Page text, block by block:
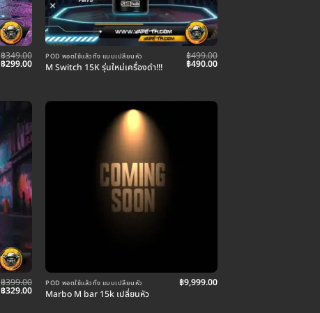
฿349.00
Original
price
฿299.00Current
price
POD พอตใช้แล้วทิ้ง แบบเปลี่ยนหัว
M Switch 15K รุ่นใหม่เครื่องดำ!!!
฿499.00
Original
price
฿490.00Current
฿399.00
Original
price
฿329.00Current
price
POD พอตใช้แล้วทิ้ง แบบเปลี่ยนหัว
Marbo M bar 15k เปลี่ยนหัว
฿9,999.00